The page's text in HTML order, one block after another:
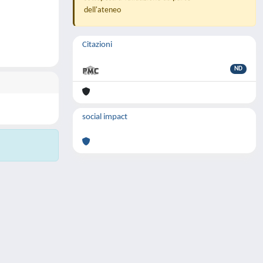
dell'ateneo
Citazioni
ND
social impact